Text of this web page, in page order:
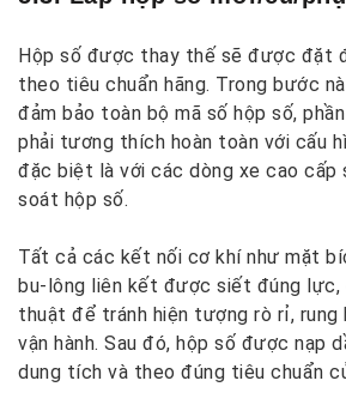
Hộp số được thay thế sẽ được đặt
theo tiêu chuẩn hãng. Trong bước
đảm bảo toàn bộ mã số hộp số,
phải tương thích hoàn toàn với cấu
đặc biệt là với các dòng xe cao cấp
soát hộp số.
Tất cả các kết nối cơ khí như mặt
bu-lông liên kết được siết đúng
thuật để tránh hiện tượng rò rỉ, rung
vận hành. Sau đó, hộp số được nạp
dung tích và theo đúng tiêu chuẩn